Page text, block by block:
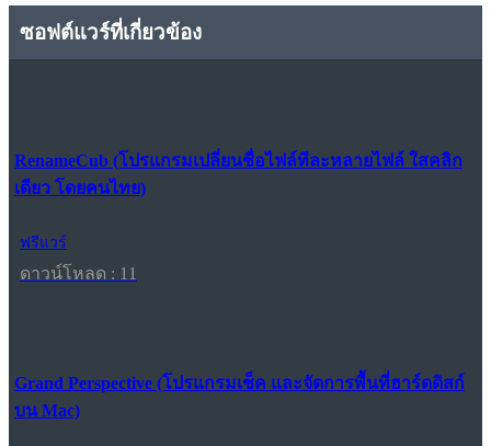
ซอฟต์แวร์ที่เกี่ยวข้อง
RenameCub (โปรแกรมเปลี่ยนชื่อไฟล์ทีละหลายไฟล์ ใสคลิก
เดียว โดยคนไทย)
ฟรีแวร์
ดาวน์โหลด : 11
Grand Perspective (โปรแกรมเช็ค และจัดการพื้นที่ฮาร์ดดิสก์
บน Mac)